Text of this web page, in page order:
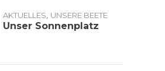
AKTUELLES, UNSERE BEETE
Unser Sonnenplatz